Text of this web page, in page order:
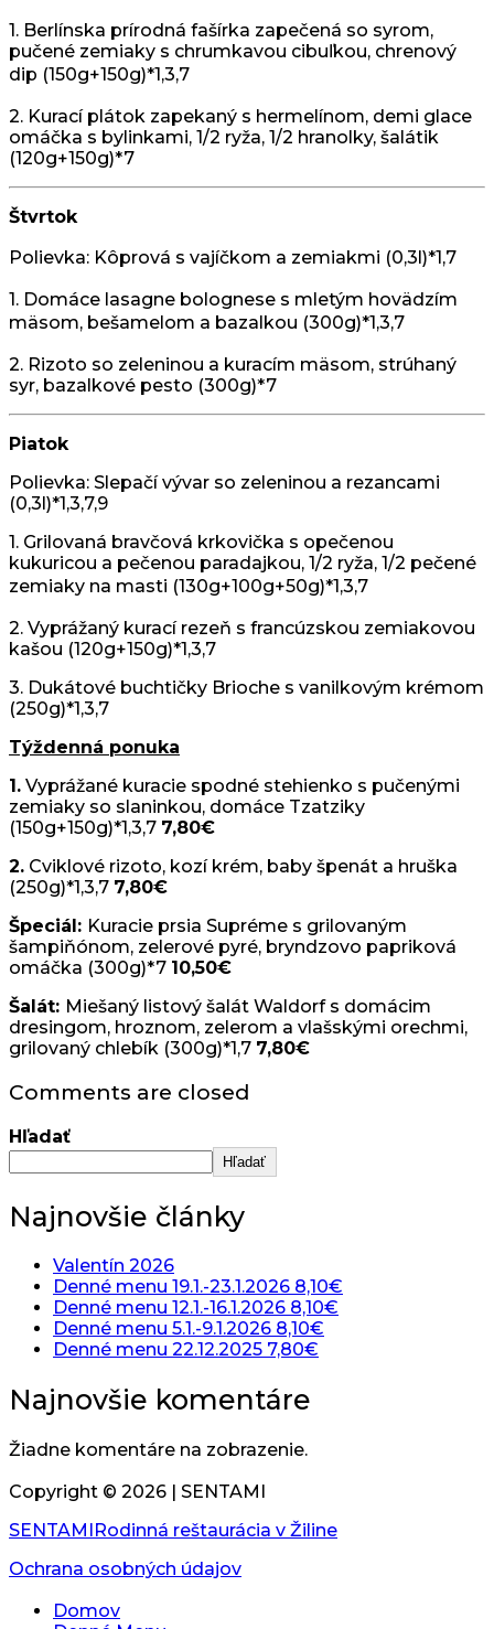
1. Berlínska prírodná fašírka zapečená so syrom,
pučené zemiaky s chrumkavou cibuľkou, chrenový
dip (150g+150g)*1,3,7
2. Kurací plátok zapekaný s hermelínom, demi glace
omáčka s bylinkami, 1/2 ryža, 1/2 hranolky, šalátik
(120g+150g)*7
Štvrtok
Polievka: Kôprová s vajíčkom a zemiakmi (0,3l)*1,7
1. Domáce lasagne bolognese s mletým hovädzím
mäsom, bešamelom a bazalkou (300g)*1,3,7
2. Rizoto so zeleninou a kuracím mäsom, strúhaný
syr, bazalkové pesto (300g)*7
Piatok
Polievka: Slepačí vývar so zeleninou a rezancami
(0,3l)*1,3,7,9
1. Grilovaná bravčová krkovička s opečenou
kukuricou a pečenou paradajkou, 1/2 ryža, 1/2 pečené
zemiaky na masti (130g+100g+50g)*1,3,7
2. Vyprážaný kurací rezeň s francúzskou zemiakovou
kašou (120g+150g)*1,3,7
3. Dukátové buchtičky Brioche s vanilkovým krémom
(250g)*1,3,7
Týždenná ponuka
1. Vyprážané kuracie spodné stehienko s pučenými
zemiaky so slaninkou, domáce Tzatziky
(150g+150g)*1,3,7 7,80€
2. Cviklové rizoto, kozí krém, baby špenát a hruška
(250g)*1,3,7 7,80€
Špeciál: Kuracie prsia Supréme s grilovaným
šampiňónom, zelerové pyré, bryndzovo papriková
omáčka (300g)*7 10,50€
Šalát: Miešaný listový šalát Waldorf s domácim
dresingom, hroznom, zelerom a vlašskými orechmi,
grilovaný chlebík (300g)*1,7 7,80€
Comments are closed
Hľadať
Hľadať
Najnovšie články
Valentín 2026
Denné menu 19.1.-23.1.2026 8,10€
Denné menu 12.1.-16.1.2026 8,10€
Denné menu 5.1.-9.1.2026 8,10€
Denné menu 22.12.2025 7,80€
Najnovšie komentáre
Žiadne komentáre na zobrazenie.
Copyright © 2026 | SENTAMI
SENTAMIRodinná reštaurácia v Žiline
Ochrana osobných údajov
Domov